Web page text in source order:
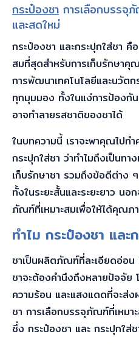
กระป๋องชา การเลือกบรรจุ
และสดใหม่
กระป๋องชา และกระปุกใส่ชา
สมที่สุดสำหรับการเก็บรักษาคุ
การพัฒนาเทคโนโลยีและนวัต
ทุกมุมมอง ทั้งในแง่การป้องกั
อาจทำลายรสชาติของชาได้
ในบทความนี้ เราจะพาคุณไปท
กระปุกใส่ชา ว่าทำไมถึงเป็นท
เก็บรักษาชา รวมถึงข้อดีต่าง
ทั้งในระยะสั้นและระยะยาว น
ภัณฑ์ที่เหมาะสมเพื่อให้ได้คุณภ
ทำไม กระป๋องชา แล
ชาเป็นผลิตภัณฑ์ที่ละเอียดอ่อ
ชาจะต้องคำนึงถึงหลายปัจจัย
ความร้อน และแสงแดดที่จะส่
ชา การเลือกบรรจุภัณฑ์ที่เหม
ซึ่ง กระป๋องชา และ กระปุกใส่